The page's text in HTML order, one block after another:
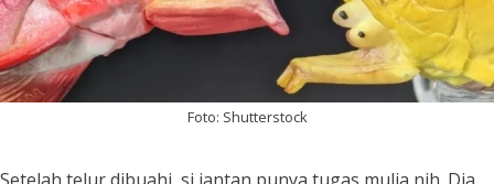
Foto: Shutterstock